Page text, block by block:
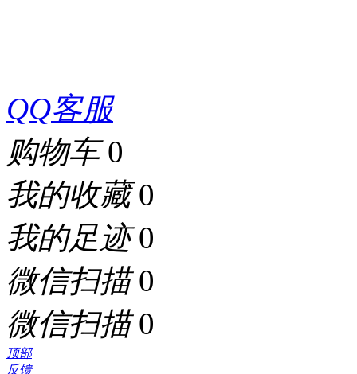
QQ客服
购物车 0
我的收藏 0
我的足迹 0
微信扫描 0
微信扫描 0
顶部
反馈